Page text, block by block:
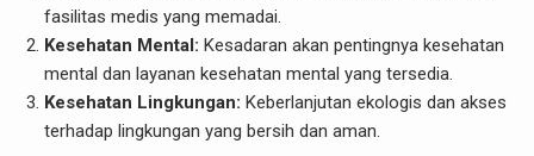
fasilitas medis yang memadai.
Kesehatan Mental: Kesadaran akan pentingnya kesehatan
mental dan layanan kesehatan mental yang tersedia.
Kesehatan Lingkungan: Keberlanjutan ekologis dan akses
terhadap lingkungan yang bersih dan aman.